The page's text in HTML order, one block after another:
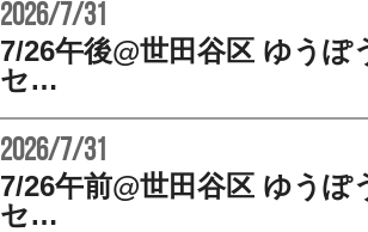
2026/7/31
7/26午後@世田谷区 ゆうぽ
セ…
2026/7/31
7/26午前@世田谷区 ゆうぽ
セ…